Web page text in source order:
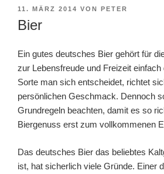
VERÖFFENTLICHT
AM
11. MÄRZ 2014 VON PETER
Bier
Ein gutes deutsches Bier gehört für
zur Lebensfreude und Freizeit
Sorte man sich entscheidet, richtet
persönlichen Geschmack. Dennoch
Grundregeln beachten, damit es so
Biergenuss erst zum vollkommenen
Das deutsches Bier das beliebtes
ist, hat sicherlich viele Gründe. Einer